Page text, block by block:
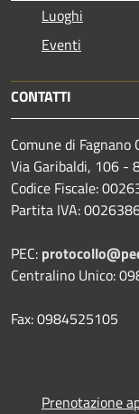
Luoghi
Eventi
CONTATTI
Comune di Fagnano
Via Garibaldi, 106 -
Codice Fiscale:
Partita IVA:
PEC:
Centralino Unico:
Fax: 0984525105
Prenotazione